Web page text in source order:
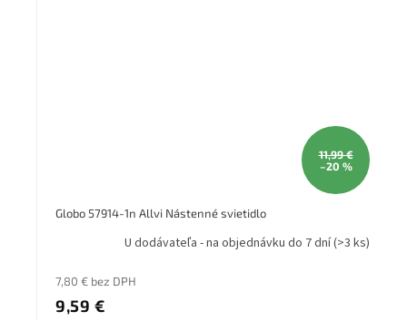
11,99 €
–20 %
Globo 57914-1n Allvi Nástenné svietidlo
U dodávateľa - na objednávku do 7 dní(>3 ks)
7,80 € bez DPH
9,59 €